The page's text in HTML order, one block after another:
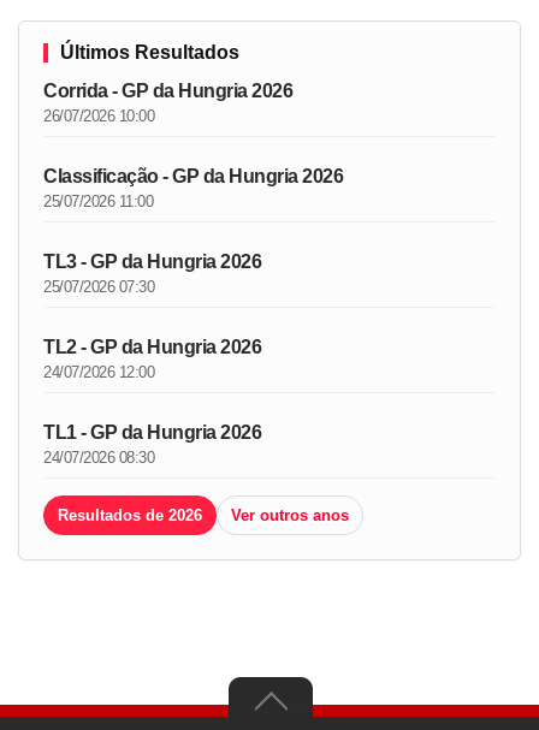
Últimos Resultados
Corrida - GP da Hungria 2026
26/07/2026 10:00
Classificação - GP da Hungria 2026
25/07/2026 11:00
TL3 - GP da Hungria 2026
25/07/2026 07:30
TL2 - GP da Hungria 2026
24/07/2026 12:00
TL1 - GP da Hungria 2026
24/07/2026 08:30
Resultados de 2026 Ver outros anos